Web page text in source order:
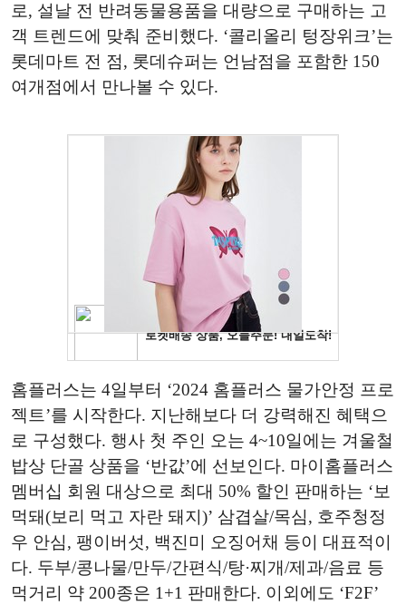
로, 설날 전 반려동물용품을 대량으로 구매하는 고
객 트렌드에 맞춰 준비했다. ‘콜리올리 텅장위크’는
롯데마트 전 점, 롯데슈퍼는 언남점을 포함한 150
여개점에서 만나볼 수 있다.
홈플러스는 4일부터 ‘2024 홈플러스 물가안정 프로
젝트’를 시작한다. 지난해보다 더 강력해진 혜택으
로 구성했다. 행사 첫 주인 오는 4~10일에는 겨울철
밥상 단골 상품을 ‘반값’에 선보인다. 마이홈플러스
멤버십 회원 대상으로 최대 50% 할인 판매하는 ‘보
먹돼(보리 먹고 자란 돼지)’ 삼겹살/목심, 호주청정
우 안심, 팽이버섯, 백진미 오징어채 등이 대표적이
다. 두부/콩나물/만두/간편식/탕·찌개/제과/음료 등
먹거리 약 200종은 1+1 판매한다. 이외에도 ‘F2F’